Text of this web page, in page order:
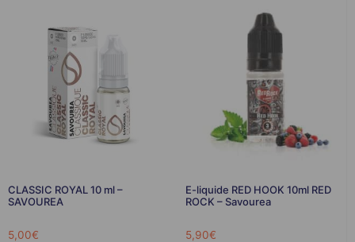
CLASSIC ROYAL 10 ml –
SAVOUREA
5,00€
E-liquide RED HOOK 10ml RED
ROCK – Savourea
5,90€